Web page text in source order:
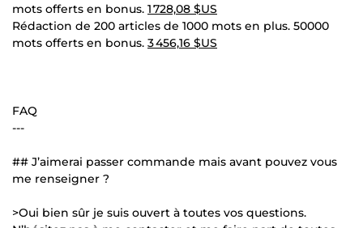
mots offerts en bonus. 1 728,08 $US
Rédaction de 200 articles de 1000 mots en plus. 50000
mots offerts en bonus. 3 456,16 $US
FAQ
---
## J’aimerai passer commande mais avant pouvez vous
me renseigner ?
>Oui bien sûr je suis ouvert à toutes vos questions.